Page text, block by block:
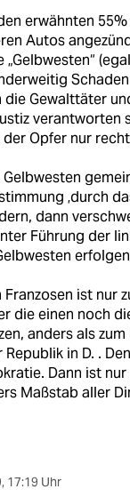
erwähnten
Autos
„Gelbwesten“
die Gewalttäter
verantworten
der Opfer nur
Gelbwesten
‚durch
dann
Führung der
Franzosen ist nur
die einen noch
anders als zum
Republik in D. .
Dann ist
Maßstab aller
, 17:19 Uhr